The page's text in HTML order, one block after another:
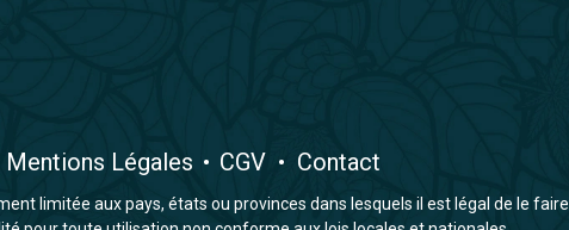
​Mentions Légales • CGV• Contact
limitée aux pays, états ou provinces dans lesquels il est légal de le faire.